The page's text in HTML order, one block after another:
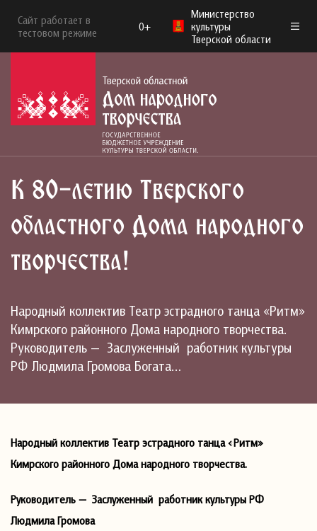
Сайт работает в
тестовом режиме
0+
Министерство
культуры
Тверской области
К 80-летию Тверского
областного Дома народного
творчества!
Народный коллектив Театр эстрадного танца «Ритм»
Кимрского районного Дома народного творчества.
Руководитель — Заслуженный работник культуры
РФ Людмила Громова Богата…
Народный коллектив Театр эстрадного танца «Ритм»
Кимрского районного Дома народного творчества.
Руководитель — Заслуженный работник культуры РФ
Людмила Громова